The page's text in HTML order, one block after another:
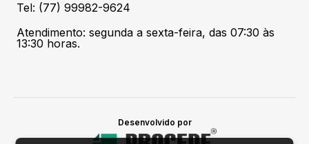
Tel: (77) 99982-9624
Atendimento: segunda a sexta-feira, das 07:30 às
13:30 horas.
Desenvolvido por